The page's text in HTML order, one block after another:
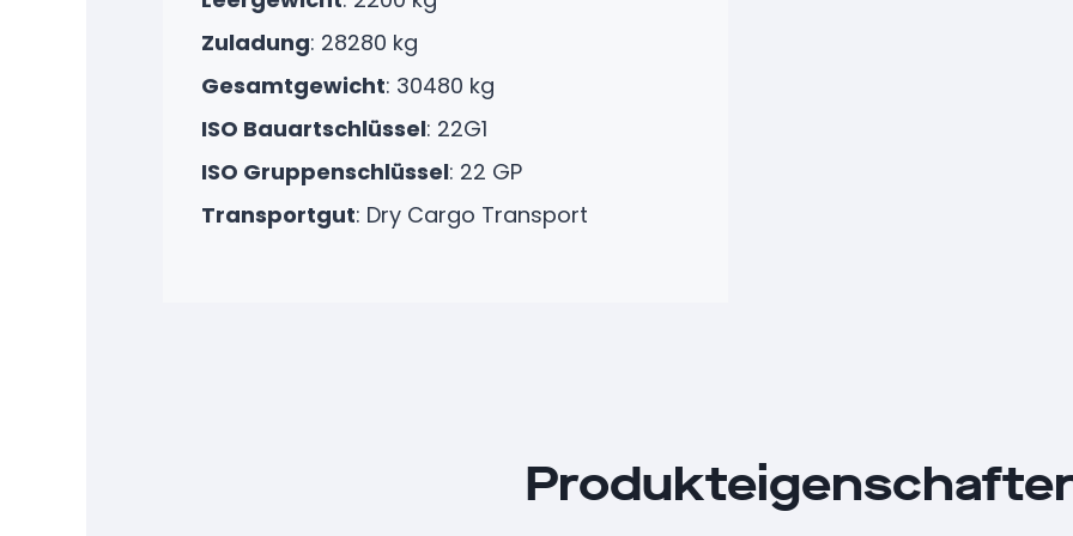
Zuladung: 28280 kg
Gesamtgewicht: 30480 kg
ISO Bauartschlüssel: 22G1
ISO Gruppenschlüssel: 22 GP
Transportgut: Dry Cargo Transport